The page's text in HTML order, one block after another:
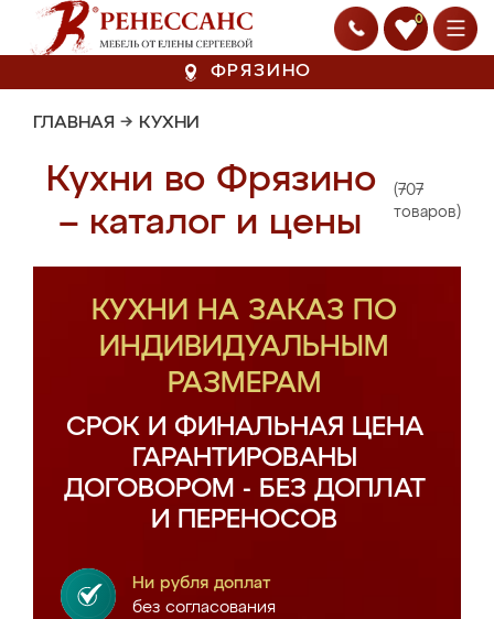
0
ФРЯЗИНО
ГЛАВНАЯ → КУХНИ
Кухни во Фрязино
– каталог и цены
(707
товаров)
КУХНИ НА ЗАКАЗ ПО
ИНДИВИДУАЛЬНЫМ
РАЗМЕРАМ
СРОК И ФИНАЛЬНАЯ ЦЕНА
ГАРАНТИРОВАНЫ
ДОГОВОРОМ - БЕЗ ДОПЛАТ
И ПЕРЕНОСОВ
Ни рубля доплат
без согласования